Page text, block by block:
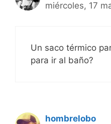
miércoles, 17
Un saco térmico
para ir al baño?
hombrelobo